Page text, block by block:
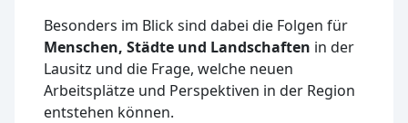
Besonders im Blick sind dabei die Folgen für
Menschen, Städte und Landschaften in der
Lausitz und die Frage, welche neuen
Arbeitsplätze und Perspektiven in der Region
entstehen können.